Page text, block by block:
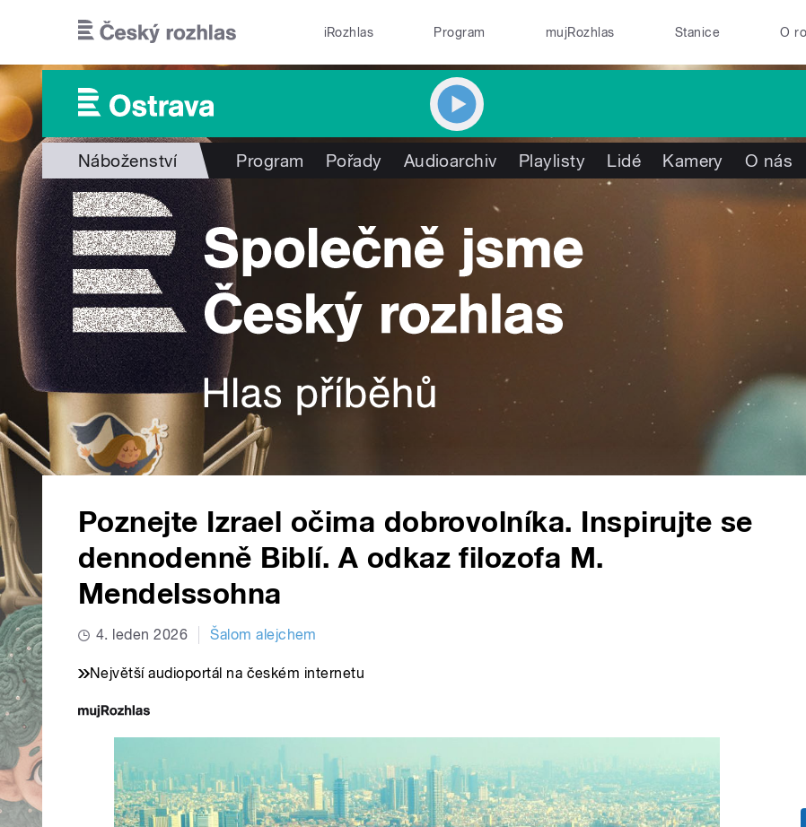
iRozhlas Program mujRozhlas Stanice O
Náboženství Program Pořady Audioarchiv Playlisty Lidé Kamery O nás
Poznejte Izrael očima dobrovolníka. Inspirujte se
dennodenně Biblí. A odkaz filozofa M.
Mendelssohna
4. leden 2026 Šalom alejchem
Největší audioportál na českém internetu